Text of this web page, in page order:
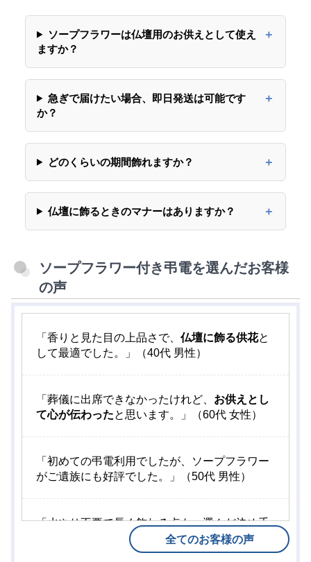
ソープフラワーは仏壇用のお供えとして使え
ますか？
急ぎで届けたい場合、即日発送は可能です
か？
どのくらいの期間飾れますか？
仏壇に飾るときのマナーはありますか？
ソープフラワー付き弔電を選んだお客様
の声
「香りと見た目の上品さで、 仏壇に飾る供花と
して最適でした。」（40代 男性）
「葬儀に出席できなかったけれど、 お供えとし
て心が伝わったと思います。」（60代 女性）
「初めての弔電利用でしたが、ソープフラワー
がご遺族にも好評でした。」（50代 男性）
「水やり不要で長く飾れる点も、選んだ決め手
でした。」（60代 女性）
全てのお客様の声